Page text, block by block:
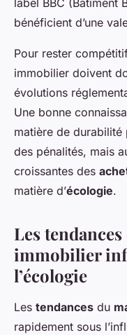
bénéficient d’une
Pour rester
immobilier doivent
évolutions
Une bonne
matière de durabilité
des pénalités, mais
croissantes des
matière d’écologie.
Les
immobilier
l’écologie
Les tendances du
rapidement sous